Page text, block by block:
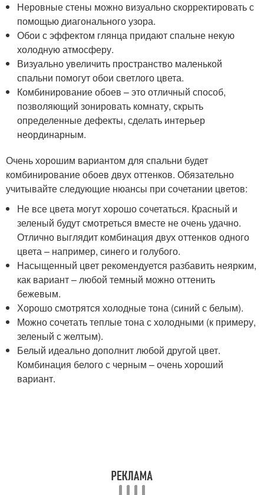
Неровные стены можно визуально скорректировать с
помощью диагонального узора.
Обои с эффектом глянца придают спальне некую
холодную атмосферу.
Визуально увеличить пространство маленькой
спальни помогут обои светлого цвета.
Комбинирование обоев – это отличный способ,
позволяющий зонировать комнату, скрыть
определенные дефекты, сделать интерьер
неординарным.
Очень хорошим вариантом для спальни будет
комбинирование обоев двух оттенков. Обязательно
учитывайте следующие нюансы при сочетании цветов:
Не все цвета могут хорошо сочетаться. Красный и
зеленый будут смотреться вместе не очень удачно.
Отлично выглядит комбинация двух оттенков одного
цвета – например, синего и голубого.
Насыщенный цвет рекомендуется разбавить неярким,
как вариант – любой темный можно оттенить
бежевым.
Хорошо смотрятся холодные тона (синий с белым).
Можно сочетать теплые тона с холодными (к примеру,
зеленый с желтым).
Белый идеально дополнит любой другой цвет.
Комбинация белого с черным – очень хороший
вариант.